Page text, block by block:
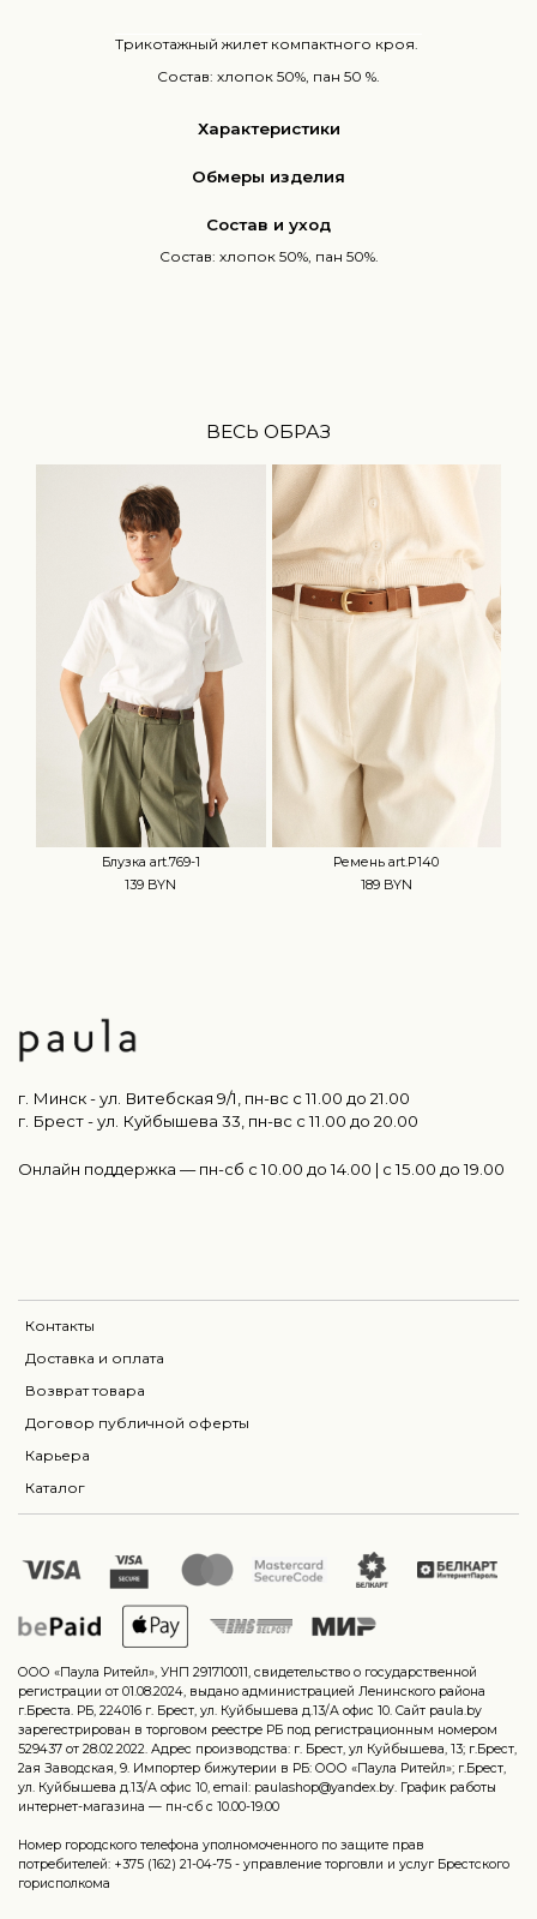
Трикотажный жилет компактного кроя.
Состав: хлопок 50%, пан 50 %.
Характеристики
Обмеры изделия
Состав и уход
Состав: хлопок 50%, пан 50%.
ВЕСЬ ОБРАЗ
Блузка art.769-1
139 BYN
Ремень art.P140
189 BYN
Контакты
Доставка и оплата
Возврат товара
Договор публичной оферты
Карьера
Каталог
г. Минск - ул. Витебская 9/1, пн-вс с 11.00 до 21.00
г. Брест - ул. Куйбышева 33, пн-вс c 11.00 до 20.00
Онлайн поддержка — пн-сб с 10.00 до 14.00 | c 15.00 до 19.00
ООО «Паула Ритейл», УНП 291710011, свидетельство о государственной
регистрации от 01.08.2024, выдано администрацией Ленинского района
г.Бреста. РБ, 224016 г. Брест, ул. Куйбышева д.13/А офис 10. Сайт paula.by
зарегестрирован в торговом реестре РБ под регистрационным номером
529437 от 28.02.2022. Адрес производства: г. Брест, ул Куйбышева, 13; г.Брест,
2ая Заводская, 9. Импортер бижутерии в РБ: ООО «Паула Ритейл»; г.Брест,
ул. Куйбышева д.13/А офис 10, email: paulashop@yandex.by. График работы
интернет-магазина — пн-сб с 10.00-19.00
Номер городского телефона уполномоченного по защите прав
потребителей: +375 (162) 21-04-75 - управление торговли и услуг Брестского
горисполкома